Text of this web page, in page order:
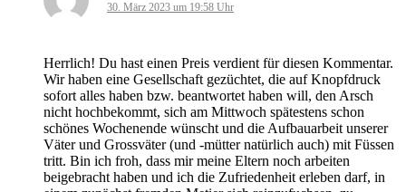
30. März 2023 um 19:58 Uhr
Herrlich! Du hast einen Preis verdient für diesen Kommentar.
Wir haben eine Gesellschaft gezüchtet, die auf Knopfdruck
sofort alles haben bzw. beantwortet haben will, den Arsch
nicht hochbekommt, sich am Mittwoch spätestens schon
schönes Wochenende wünscht und die Aufbauarbeit unserer
Väter und Grossväter (und -mütter natürlich auch) mit Füssen
tritt. Bin ich froh, dass mir meine Eltern noch arbeiten
beigebracht haben und ich die Zufriedenheit erleben darf, in